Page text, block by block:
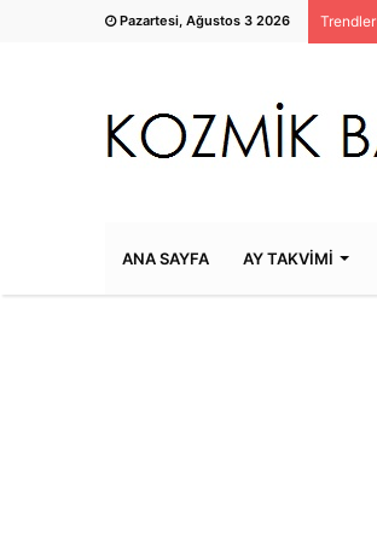
Pazartesi, Ağustos 3 2026 Trendler
ANA SAYFA AY TAKVİMİ